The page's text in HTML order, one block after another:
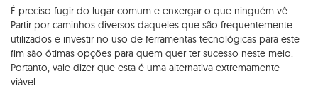
É preciso fugir do lugar comum e enxergar o que ninguém vê.
Partir por caminhos diversos daqueles que são frequentemente
utilizados e investir no uso de ferramentas tecnológicas para este
fim são ótimas opções para quem quer ter sucesso neste meio.
Portanto, vale dizer que esta é uma alternativa extremamente
viável.